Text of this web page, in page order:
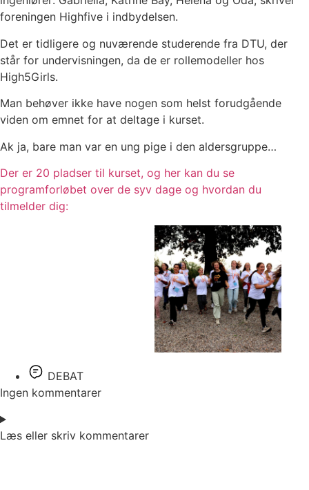
foreningen Highfive i indbydelsen.
Det er tidligere og nuværende studerende fra DTU, der
står for undervisningen, da de er rollemodeller hos
High5Girls.
Man behøver ikke have nogen som helst forudgående
viden om emnet for at deltage i kurset.
Ak ja, bare man var en ung pige i den aldersgruppe…
Der er 20 pladser til kurset, og her kan du se
programforløbet over de syv dage og hvordan du
tilmelder dig:
DEBAT
Ingen kommentarer
Læs eller skriv kommentarer